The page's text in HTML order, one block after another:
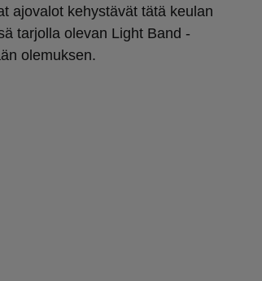
ajovalot kehystävät tätä keulan
tarjolla olevan Light Band -
olemuksen.